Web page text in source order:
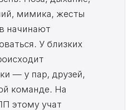
мимика, жесты
начинают
У близких
— у пар, друзей,
команде. На
этому учат